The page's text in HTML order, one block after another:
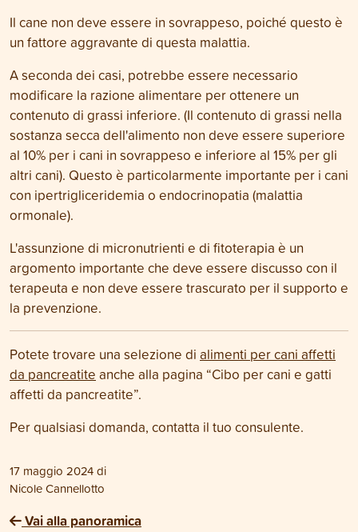
Il cane non deve essere in sovrappeso, poiché questo è
un fattore aggravante di questa malattia.
A seconda dei casi, potrebbe essere necessario
modificare la razione alimentare per ottenere un
contenuto di grassi inferiore. (Il contenuto di grassi nella
sostanza secca dell'alimento non deve essere superiore
al 10% per i cani in sovrappeso e inferiore al 15% per gli
altri cani). Questo è particolarmente importante per i cani
con ipertrigliceridemia o endocrinopatia (malattia
ormonale).
L'assunzione di micronutrienti e di fitoterapia è un
argomento importante che deve essere discusso con il
terapeuta e non deve essere trascurato per il supporto e
la prevenzione.
Potete trovare una selezione di alimenti per cani affetti
da pancreatite anche alla pagina “Cibo per cani e gatti
affetti da pancreatite”.
Per qualsiasi domanda, contatta il tuo consulente.
17 maggio 2024di
Nicole Cannellotto
Vai alla panoramica